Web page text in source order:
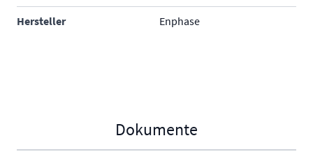
Hersteller Enphase
Dokumente